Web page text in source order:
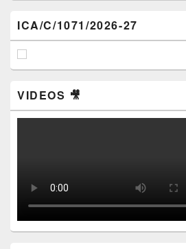
ICA/C/1071/2026-27
VIDEOS 🎥